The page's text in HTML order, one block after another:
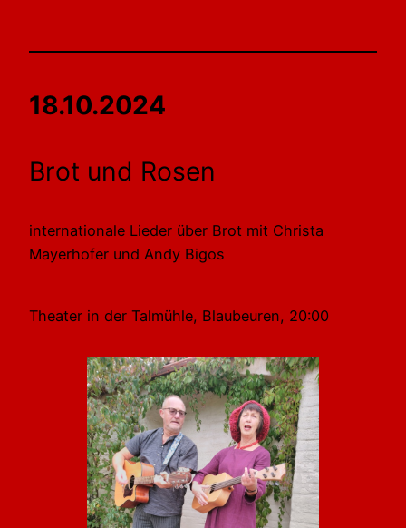
18.10.2024
Brot und Rosen
internationale Lieder über Brot mit Christa
Mayerhofer und Andy Bigos
Theater in der Talmühle, Blaubeuren, 20:00